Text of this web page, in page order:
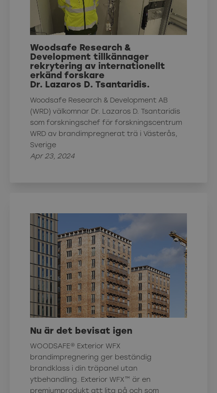
Woodsafe Research &
Development tillkännager
rekrytering av internationellt
erkänd forskare
Dr. Lazaros D. Tsantaridis.
Woodsafe Research & Development AB
(WRD) välkomnar Dr. Lazaros D. Tsantaridis
som forskningschef för forskningscentrum
WRD av brandimpregnerat trä i Västerås,
Sverige
Apr 23, 2024
Nu är det bevisat igen
WOODSAFE® Exterior WFX
brandimpregnering ger beständig
brandklass i din träpanel utan
ytbehandling. Exterior WFX™ är en
premiumprodukt att lita på och som